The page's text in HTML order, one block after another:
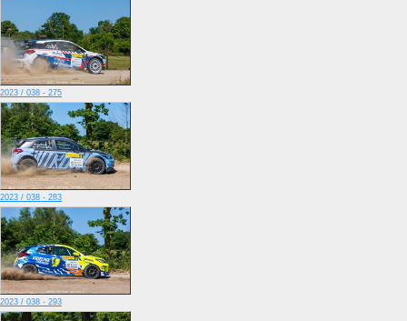
2023 / 038 - 275
2023 / 038 - 283
2023 / 038 - 293